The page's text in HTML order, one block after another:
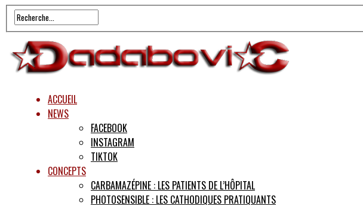
ACCUEIL
NEWS
FACEBOOK
INSTAGRAM
TIKTOK
CONCEPTS
CARBAMAZÉPINE : LES PATIENTS DE L’HÔPITAL
PHOTOSENSIBLE : LES CATHODIQUES PRATIQUANTS